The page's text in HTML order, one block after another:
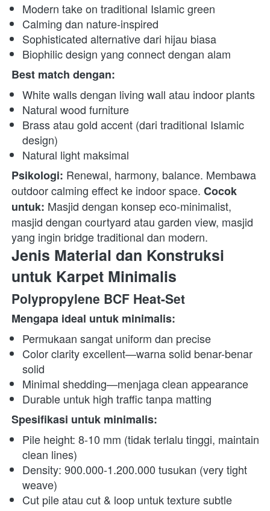
Modern take on traditional Islamic green
Calming dan nature-inspired
Sophisticated alternative dari hijau biasa
Biophilic design yang connect dengan alam
Best match dengan:
White walls dengan living wall atau indoor plants
Natural wood furniture
Brass atau gold accent (dari traditional Islamic
design)
Natural light maksimal
Psikologi: Renewal, harmony, balance. Membawa
outdoor calming effect ke indoor space. Cocok
untuk: Masjid dengan konsep eco-minimalist,
masjid dengan courtyard atau garden view, masjid
yang ingin bridge traditional dan modern.
Jenis Material dan Konstruksi
untuk Karpet Minimalis
Polypropylene BCF Heat-Set
Mengapa ideal untuk minimalis:
Permukaan sangat uniform dan precise
Color clarity excellent—warna solid benar-benar
solid
Minimal shedding—menjaga clean appearance
Durable untuk high traffic tanpa matting
Spesifikasi untuk minimalis:
Pile height: 8-10 mm (tidak terlalu tinggi, maintain
clean lines)
Density: 900.000-1.200.000 tusukan (very tight
weave)
Cut pile atau cut & loop untuk texture subtle